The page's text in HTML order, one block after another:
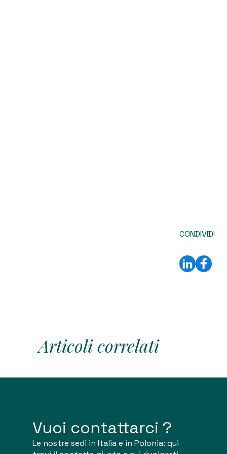
CONDIVIDI
Articoli correlati
Vuoi contattarci ?
Le nostre sedi in Italia e in Polonia: qui